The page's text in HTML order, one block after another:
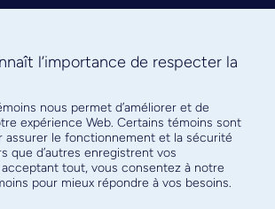
à notre infolettre
l’actualité facultaire
l’importance de respecter la
nous permet d’améliorer et de
expérience Web. Certains témoins sont
assurer le fonctionnement et la sécurité
que d’autres enregistrent vos
tout, vous consentez à notre
pour mieux répondre à vos besoins.